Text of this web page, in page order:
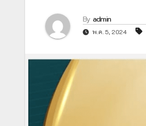
By admin
พ.ค. 5, 2024